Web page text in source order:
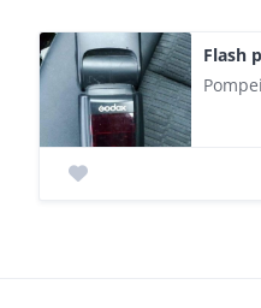
Flash